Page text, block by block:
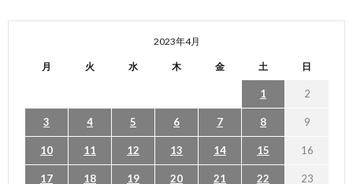
2023年4月
月 火 水 木 金 土 日
1 2
3 4 5 6 7 8 9
10 11 12 13 14 15 16
17 18 19 20 21 22 23